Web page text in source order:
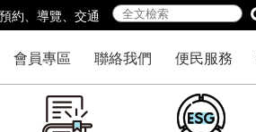
預約 導覽 交通
會員專區 聯絡我們 便民服務